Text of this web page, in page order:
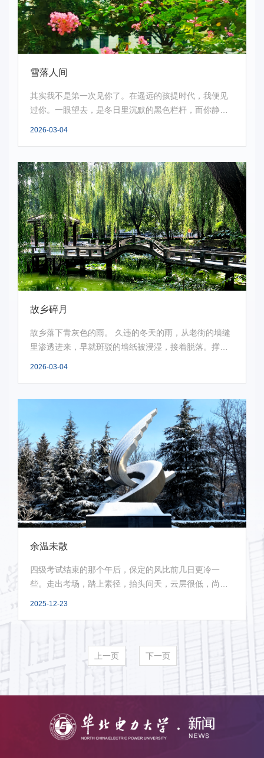
雪落人间
其实我不是第一次见你了。在遥远的孩提时代，我便见
过你。一眼望去，是冬日里沉默的黑色栏杆，而你静静
2026-03-04
故乡碎月
故乡落下青灰色的雨。 久违的冬天的雨，从老街的墙缝
里渗透进来，早就斑驳的墙纸被浸湿，接着脱落。撑伞
2026-03-04
余温未散
四级考试结束的那个午后，保定的风比前几日更冷一
些。走出考场，踏上素径，抬头问天，云层很低，尚未
2025-12-23
上一页 下一页